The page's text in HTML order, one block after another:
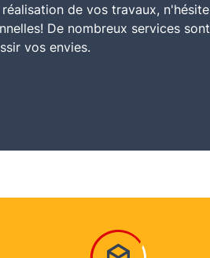
de vos travaux,
De nombreux services sont
vos envies.